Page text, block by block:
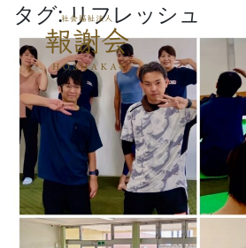
タグ:リフレッシュ